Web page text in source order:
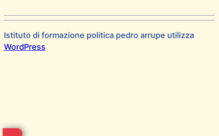
Istituto di formazione politica pedro arrupe utilizza
WordPress